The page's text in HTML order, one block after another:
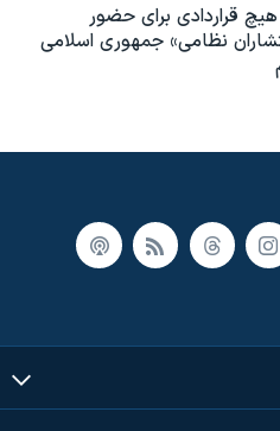
قراردادی برای حضور
نظامی» جمهوری اسلامی